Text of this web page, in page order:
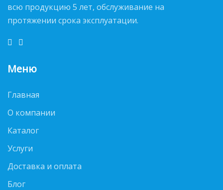
всю продукцию 5 лет, обслуживание на
протяжении срока эксплуатации.
Меню
Главная
О компании
Каталог
Услуги
Доставка и оплата
Блог